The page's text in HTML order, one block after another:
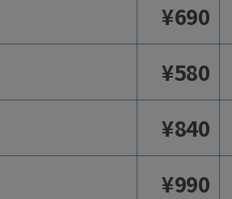
¥690
¥580
¥840
¥990